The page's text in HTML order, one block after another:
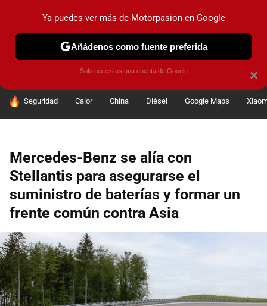
PRUEBAS COCHES ELÉCTRICOS OBSERVATORIO
HOY SE HABLA DE
Seguridad Calor China Diésel Google Maps
Mercedes-Benz se alía con
Stellantis para asegurarse el
suministro de baterías y formar un
frente común contra Asia
×
Ya puedes ver más de Motorpasion en Google
Añádenos como fuente preferida
Solo necesitas una cuenta de Google